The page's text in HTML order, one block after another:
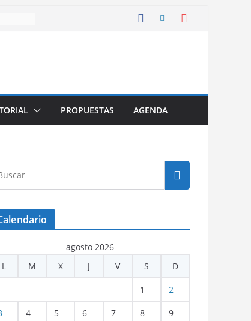
PROPUESTAS AGENDA
agosto 2026
L
M X J V S D
1 2
4 5 6 7 8 9